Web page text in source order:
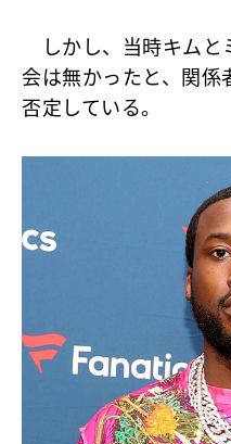
しかし、当時キムと
会は無かったと、関係
否定している。